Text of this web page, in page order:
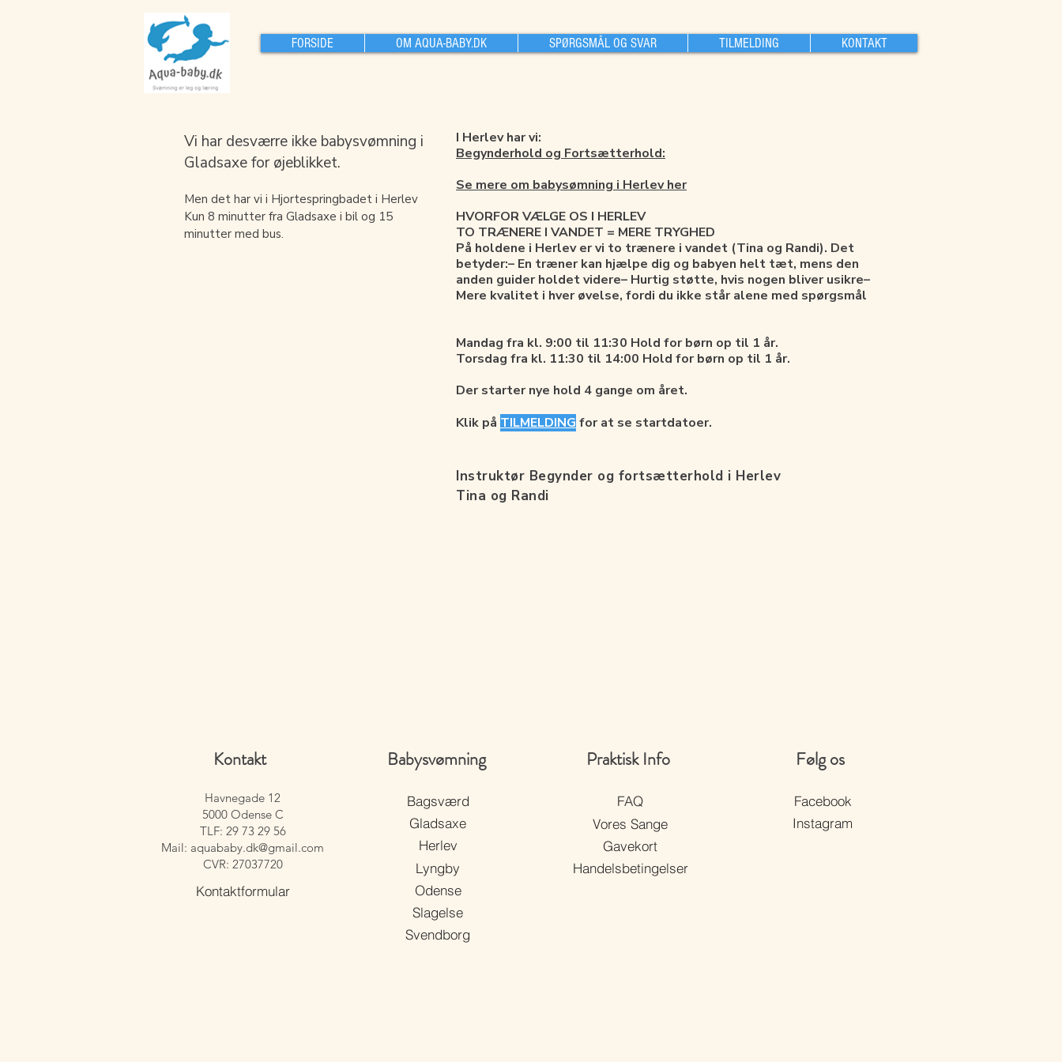
FORSIDE OM AQUA-BABY.DK SPØRGSMÅL OG SVAR TILMELDING KONTAKT
Vi har desværre ikke babysvømning i
Gladsaxe for øjeblikket.
Men det har vi i Hjortespringbadet i Herlev
Kun 8 minutter fra Gladsaxe i bil og 15
minutter med bus.
I Herlev har vi:
Begynderhold og Fortsætterhold:
Se mere om babysømning i Herlev her
HVORFOR VÆLGE OS I HERLEV
TO TRÆNERE I VANDET = MERE TRYGHED
På holdene i Herlev er vi to trænere i vandet (Tina og Randi). Det
betyder:– En træner kan hjælpe dig og babyen helt tæt, mens den
anden guider holdet videre– Hurtig støtte, hvis nogen bliver usikre–
Mere kvalitet i hver øvelse, fordi du ikke står alene med spørgsmål
Mandag fra kl. 9:00 til 11:30 Hold for børn op til 1 år.
Torsdag fra kl. 11:30 til 14:00 Hold for børn op til 1 år.
Der starter nye hold 4 gange om året.
Klik på TILMELDING for at se startdatoer.
Instruktør Begynder og fortsætterhold i Herlev
Tina og Randi
Kontakt
Havnegade 12
5000 Odense C
TLF: 29 73 29 56
Mail: aquababy.dk@gmail.com
CVR: 27037720
Kontaktformular
Babysvømning
Bagsværd
Gladsaxe
Herlev
Lyngby
Odense
Slagelse
Svendborg
Praktisk Info
FAQ
Vores Sange
Gavekort
Handelsbetingelser
Følg os
Facebook
Instagram